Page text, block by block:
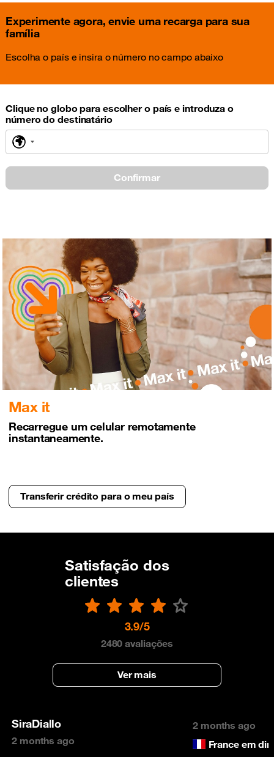
Experimente agora, envie uma recarga para sua
família
Escolha o país e insira o número no campo abaixo
Clique no globo para escolher o país e introduza o
número do destinatário
Nenhum
país
Confirmar
Max it
Recarregue um celular remotamente
instantaneamente.
Transferir crédito para o meu país
Satisfação dos
clientes
3.9/5
2480 avaliações
Ver mais
SiraDiallo
2 months ago
2 months ago
France em